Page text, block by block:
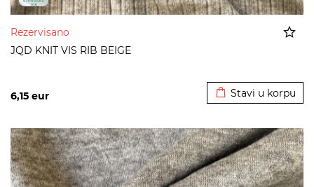
Rezervisano
JQD KNIT VIS RIB BEIGE
6,15 eur Stavi u korpu